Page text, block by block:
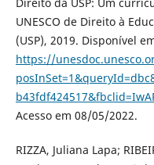
UNESCO de Direito à
(USP), 2019. Disponível
https://
Acesso em 08/05/2022.
RIZZA, Juliana Lapa;